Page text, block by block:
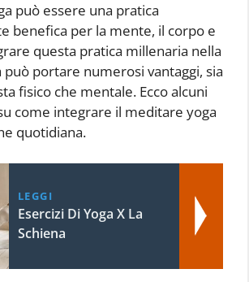
può essere una pratica
benefica per la mente, il corpo e
questa pratica millenaria nella
portare numerosi vantaggi, sia
fisico che mentale. Ecco alcuni
come integrare il meditare yoga
quotidiana.
LEGGI
Esercizi Di Yoga X La
Schiena